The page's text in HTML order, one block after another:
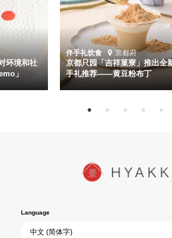
环境和社
」
伴手礼饮食 京都府
京都只园「吉祥菓寮」推出全
手礼推荐——黄豆粉布丁
Language